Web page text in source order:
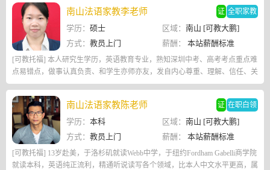
南山法语家教李老师 证 全职家教
学历： 硕士 区域： 南山 [可教大鹏]
方式： 教员上门 薪酬： 本站薪酬标准
[可教托福] 本人研究生学历，英语教育专业，熟知深圳中考、高考考点重点难
点易错点，做事认真负责、和学生亦师亦友，发自内心尊重、理解、信任、关
心孩子，走进他们的内心，陪他们一起克服困难、取得进步、重拾信心，收获
成长！
南山法语家教陈老师 证 在职白领
学历： 本科 区域： 南山 [可教大鹏]
方式： 教员上门 薪酬： 本站薪酬标准
[可教托福] 13岁赴美，于洛杉矶就读Webb中学，于纽约Fordham Gabelli商学院
就读本科，英语纯正流利，精通听说读写各个领域，比本人中文水平更高，属